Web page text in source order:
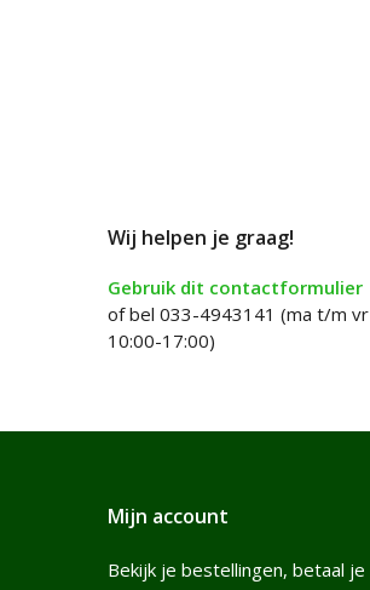
Wij helpen je graag!
Gebruik dit contactformulier
of bel 033-4943141 (ma t/m vr
10:00-17:00)
Mijn account
Bekijk je bestellingen, betaal je